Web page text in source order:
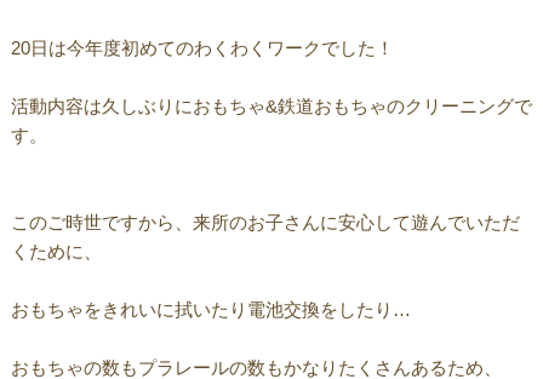
20日は今年度初めてのわくわくワークでした！
活動内容は久しぶりにおもちゃ&鉄道おもちゃのクリーニングで
す。
このご時世ですから、来所のお子さんに安心して遊んでいただ
くために、
おもちゃをきれいに拭いたり電池交換をしたり…
おもちゃの数もプラレールの数もかなりたくさんあるため、